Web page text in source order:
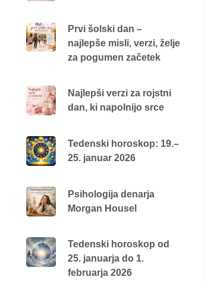
Prvi šolski dan –
najlepše misli, verzi, želje
za pogumen začetek
Najlepši verzi za rojstni
dan, ki napolnijo srce
Tedenski horoskop: 19.–
25. januar 2026
Psihologija denarja
Morgan Housel
Tedenski horoskop od
25. januarja do 1.
februarja 2026